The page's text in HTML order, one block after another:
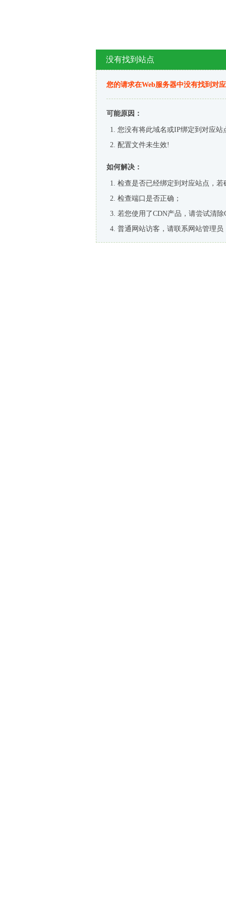
没有找到站点
您的请求在Web服务器中没有找到对
可能原因：
您没有将此域名或IP绑定到对应站
配置文件未生效!
如何解决：
检查是否已经绑定到对应站点，
检查端口是否正确；
若您使用了CDN产品，请尝试清除
普通网站访客，请联系网站管理员